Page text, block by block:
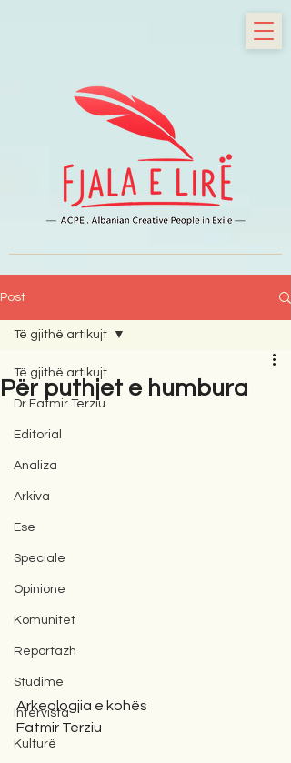
Post
Të gjithë artikujt
Dr Fatmir Terziu
Editorial
Analiza
Arkiva
Ese
Speciale
Opinione
Komunitet
Reportazh
Studime
Intervista
Kulturë
Të gjithë artikujt
Për puthjet e humbura
Arkeologjia e kohës
Fatmir Terziu